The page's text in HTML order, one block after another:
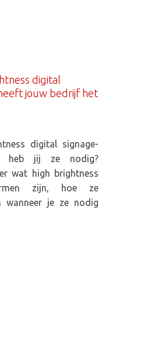
digital
jouw bedrijf het
digital signage-
heb jij ze nodig?
wat high brightness
zijn, hoe ze
wanneer je ze nodig